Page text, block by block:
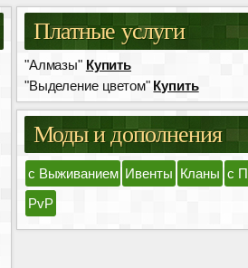
Платные услуги
"Алмазы" Купить
"Выделение цветом" Купить
Моды и дополнения
с Выживанием Ивенты Кланы с
PvP